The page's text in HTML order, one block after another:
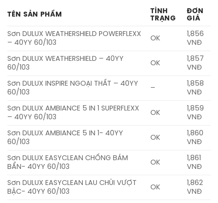
TÊN SẢN PHẨM
TÌNH
TRẠNG
ĐƠN
GIÁ
Sơn DULUX WEATHERSHIELD POWERFLEXX
– 40YY 60/103
OK
1,856
VNĐ
Sơn DULUX WEATHERSHIELD – 40YY
60/103
OK
1,857
VNĐ
Sơn DULUX INSPIRE NGOẠI THẤT – 40YY
60/103
–
1,858
VNĐ
Sơn DULUX AMBIANCE 5 IN 1 SUPERFLEXX
– 40YY 60/103
OK
1,859
VNĐ
Sơn DULUX AMBIANCE 5 IN 1- 40YY
60/103
OK
1,860
VNĐ
Sơn DULUX EASYCLEAN CHỐNG BÁM
BẨN- 40YY 60/103
OK
1,861
VNĐ
Sơn DULUX EASYCLEAN LAU CHÙI VƯỢT
BẬC- 40YY 60/103
OK
1,862
VNĐ